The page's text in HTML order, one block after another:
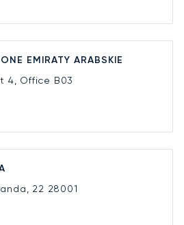
EMIRATY ARABSKIE
4, Office B03
22 28001